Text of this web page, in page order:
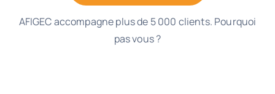
AFIGEC accompagne plus de 5 000 clients. Pourquoi
pas vous ?